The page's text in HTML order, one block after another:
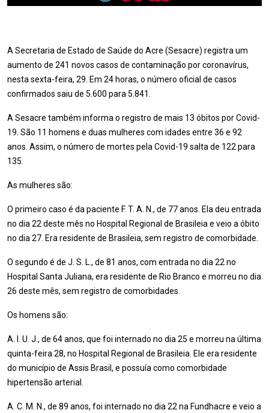
A Secretaria de Estado de Saúde do Acre (Sesacre) registra um
aumento de 241 novos casos de contaminação por coronavírus,
nesta sexta-feira, 29. Em 24 horas, o número oficial de casos
confirmados saiu de 5.600 para 5.841.
A Sesacre também informa o registro de mais 13 óbitos por Covid-
19. São 11 homens e duas mulheres com idades entre 36 e 92
anos. Assim, o número de mortes pela Covid-19 salta de 122 para
135.
As mulheres são:
O primeiro caso é da paciente F. T. A. N., de 77 anos. Ela deu entrada
no dia 22 deste mês no Hospital Regional de Brasileia e veio a óbito
no dia 27. Era residente de Brasileia, sem registro de comorbidade.
O segundo é de J. S. L., de 81 anos, com entrada no dia 22 no
Hospital Santa Juliana, era residente de Rio Branco e morreu no dia
26 deste mês, sem registro de comorbidades.
Os homens são:
A. I. U. J., de 64 anos, que foi internado no dia 25 e morreu na última
quinta-feira 28, no Hospital Regional de Brasileia. Ele era residente
do município de Assis Brasil, e possuía como comorbidade
hipertensão arterial.
A. C. M. N., de 89 anos, foi internado no dia 22 na Fundhacre e veio a